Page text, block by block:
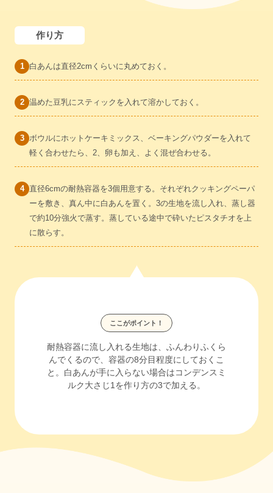
作り方
白あんは直径2cmくらいに丸めておく。
温めた豆乳にスティックを入れて溶かしておく。
ボウルにホットケーキミックス、ベーキングパウダーを入れて
軽く合わせたら、2、卵も加え、よく混ぜ合わせる。
直径6cmの耐熱容器を3個用意する。それぞれクッキングペーパ
ーを敷き、真ん中に白あんを置く。3の生地を流し入れ、蒸し器
で約10分強火で蒸す。蒸している途中で砕いたピスタチオを上
に散らす。
ここがポイント！
耐熱容器に流し入れる生地は、ふんわりふくら
んでくるので、容器の8分目程度にしておくこ
と。白あんが手に入らない場合はコンデンスミ
ルク大さじ1を作り方の3で加える。